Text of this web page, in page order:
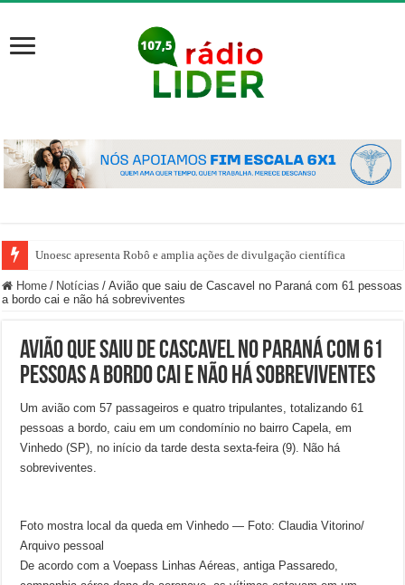
Unoesc apresenta Robô e amplia ações de divulgação científica
Home / Notícias / Avião que saiu de Cascavel no Paraná com 61 pessoas
a bordo cai e não há sobreviventes
Avião que saiu de Cascavel no Paraná com 61
pessoas a bordo cai e não há sobreviventes
Um avião com 57 passageiros e quatro tripulantes, totalizando 61
pessoas a bordo, caiu em um condomínio no bairro Capela, em
Vinhedo (SP), no início da tarde desta sexta-feira (9). Não há
sobreviventes.
Foto mostra local da queda em Vinhedo — Foto: Claudia Vitorino/
Arquivo pessoal
De acordo com a Voepass Linhas Aéreas, antiga Passaredo,